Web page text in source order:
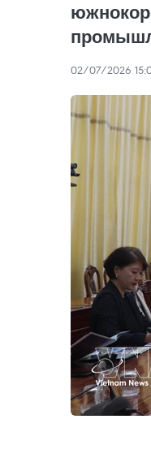
02/07/2026